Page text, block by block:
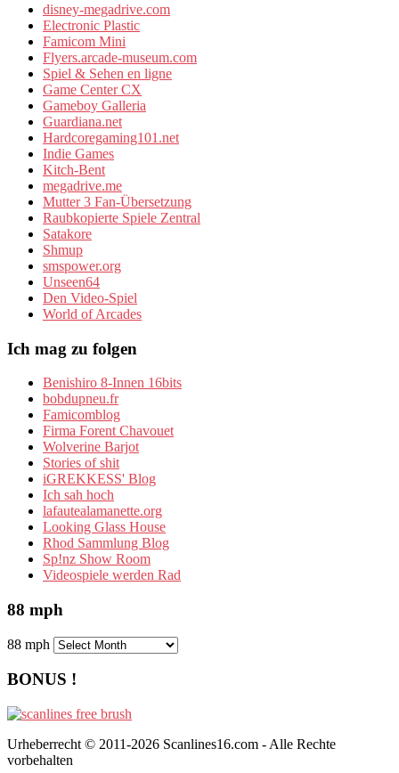
disney-megadrive.com
Electronic Plastic
Famicom Mini
Flyers.arcade-museum.com
Spiel & Sehen en ligne
Game Center CX
Gameboy Galleria
Guardiana.net
Hardcoregaming101.net
Indie Games
Kitch-Bent
megadrive.me
Mutter 3 Fan-Übersetzung
Raubkopierte Spiele Zentral
Satakore
Shmup
smspower.org
Unseen64
Den Video-Spiel
World of Arcades
Ich mag zu folgen
Benishiro 8-Innen 16bits
bobdupneu.fr
Famicomblog
Firma Forent Chavouet
Wolverine Barjot
Stories of shit
iGREKKESS' Blog
Ich sah hoch
lafautealamanette.org
Looking Glass House
Rhod Sammlung Blog
Sp!nz Show Room
Videospiele werden Rad
88 mph
88 mph
BONUS !
Urheberrecht © 2011-2026 Scanlines16.com - Alle Rechte
vorbehalten